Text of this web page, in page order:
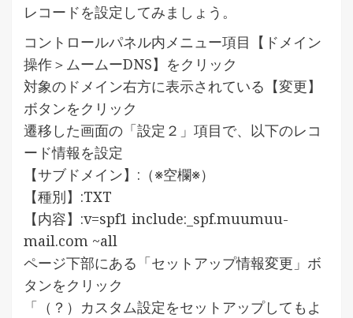
レコードを設定してみましょう。
コントロールパネル内メニュー項目【ドメイン
操作＞ムームーDNS】をクリック
対象のドメイン右方に表示されている【変更】
ボタンをクリック
遷移した画面の「設定２」項目で、以下のレコ
ード情報を設定
【サブドメイン】:（※空欄※）
【種別】:TXT
【内容】:v=spf1 include:_spf.muumuu-
mail.com ~all
ページ下部にある「セットアップ情報変更」ボ
タンをクリック
「（？）カスタム設定をセットアップしてもよ